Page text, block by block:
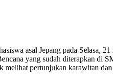
asal Jepang pada Selasa,
yang sudah diterapkan
pertunjukan karawitan